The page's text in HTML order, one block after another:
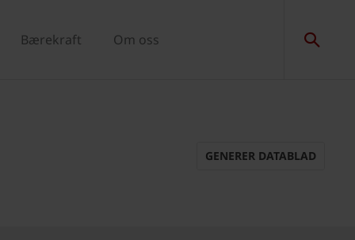
Bærekraft Om oss
GENERER DATABLAD